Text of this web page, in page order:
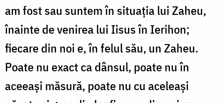
am fost sau suntem în situaţia lui Zaheu,
înainte de venirea lui Iisus în Ierihon;
fiecare din noi e, în felul său, un Zaheu.
Poate nu exact ca dânsul, poate nu în
aceeaşi măsură, poate nu cu aceleaşi